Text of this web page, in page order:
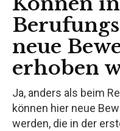
neue
erhoben
Ja, anders als beim
können hier neue
werden, die in der